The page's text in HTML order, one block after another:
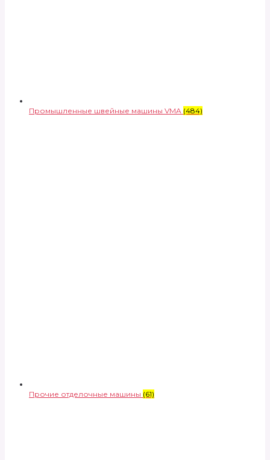
Промышленные швейные машины VMA (484)
Прочие отделочные машины (61)